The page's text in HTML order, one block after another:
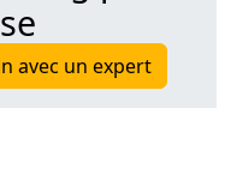
avec un expert